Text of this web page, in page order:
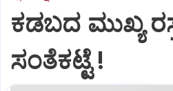
ಕಡಬದ ಮುಖ್ಯ
ಸಂತೆಕಟ್ಟೆ !